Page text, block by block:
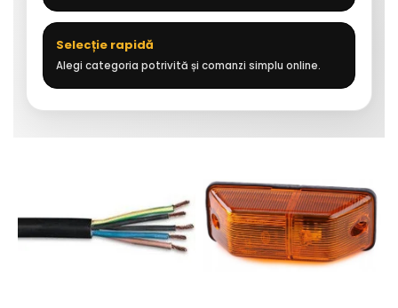
Selecție rapidă
Alegi categoria potrivită și comanzi simplu online.